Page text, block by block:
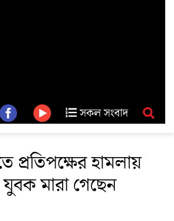
সকল সংবাদ
প্রতিপক্ষের হামলায়
মারা গেছেন